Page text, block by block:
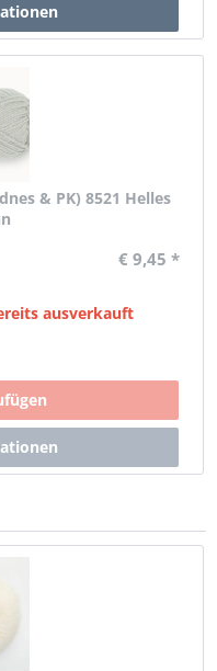
& PK) 8521 Helles
€ 9,45 *
ausverkauft